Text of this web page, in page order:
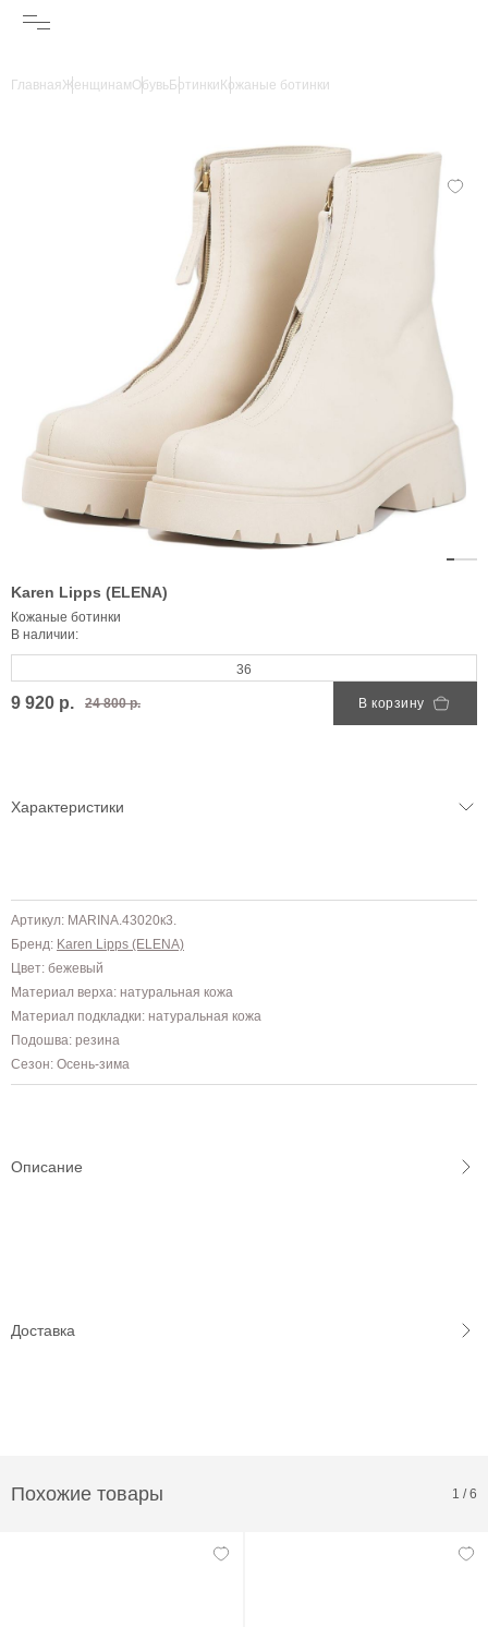
ГлавнаяЖенщинамОбувьБотинки Кожаные ботинки
Karen Lipps (ELENA)
Кожаные ботинки
В наличии:
36
9 920 р. 24 800 р. В корзину
Характеристики
Артикул: MARINA.43020к3.
Бренд: Karen Lipps (ELENA)
Цвет: бежевый
Материал верха: натуральная кожа
Материал подкладки: натуральная кожа
Подошва: резина
Сезон: Осень-зима
Описание
Доставка
Похожие товары 1 /6